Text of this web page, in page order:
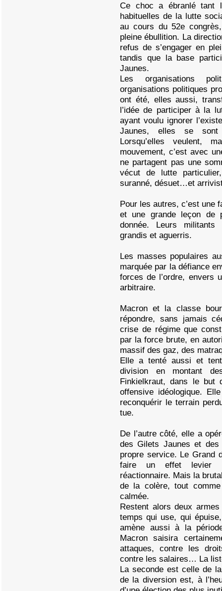
Ce choc a ébranlé tant
habituelles de la lutte
au cours du 52e
pleine ébullition. La
refus de s’engager en
tandis que la base
Jaunes.
Les organisations
organisations politiques
ont été, elles aussi,
l’idée de participer à la
ayant voulu ignorer
Jaunes, elles se sont
Lorsqu’elles veulent,
mouvement, c’est avec
ne partagent pas une
vécut de lutte
suranné, désuet…et
Pour les autres, c’est une
et une grande leçon de
donnée. Leurs
grandis et aguerris.
Les masses populaires
marquée par la défiance
forces de l’ordre, envers
arbitraire.
Macron et la classe
répondre, sans jamais
crise de régime que
par la force brute, en
massif des gaz, des
Elle a tenté aussi et
division en montant
Finkielkraut, dans le but
offensive idéologique.
reconquérir le terrain
tue.
De l’autre côté, elle a
des Gilets Jaunes et
propre service. Le Grand
faire un effet levier
réactionnaire. Mais la
de la colère, tout
calmée.
Restent alors deux
temps qui use, qui
amène aussi à la
Macron saisira
attaques, contre les
contre les salaires… La
La seconde est celle de
de la diversion est, à